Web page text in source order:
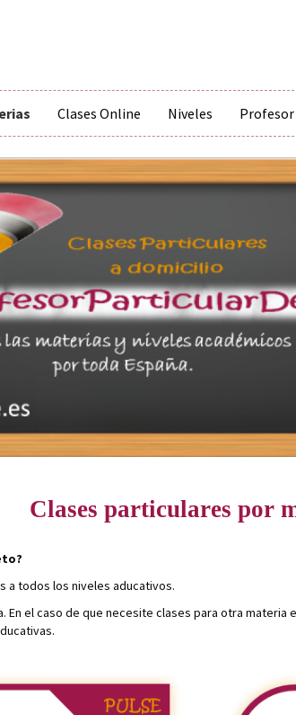
Clases Online Niveles Profesor
Clases particulares por
a todos los niveles aducativos.
el caso de que necesite clases para otra